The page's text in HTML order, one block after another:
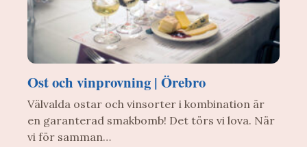
Ost och vinprovning | Örebro
Välvalda ostar och vinsorter i kombination är
en garanterad smakbomb! Det törs vi lova. När
vi för samman…